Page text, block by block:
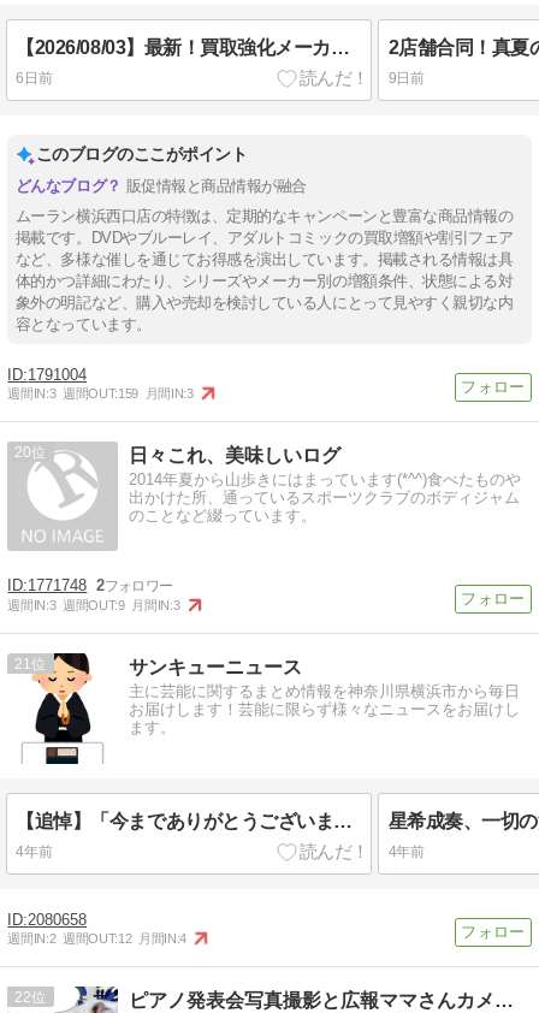
【2026/08/03】最新！買取強化メーカー＆作品＆女優一覧♪
6日前 9日前
このブログのここがポイント
販促情報と商品情報が融合
ムーラン横浜西口店の特徴は、定期的なキャンペーンと豊富な商品情報の
掲載です。DVDやブルーレイ、アダルトコミックの買取増額や割引フェア
など、多様な催しを通じてお得感を演出しています。掲載される情報は具
体的かつ詳細にわたり、シリーズやメーカー別の増額条件、状態による対
象外の明記など、購入や売却を検討している人にとって見やすく親切な内
容となっています。
1791004
週間IN:3 週間OUT:159 月間IN:3
20 日々これ、美味しいログ
2014年夏から山歩きにはまっています(*^^)食べたものや
出かけた所、通っているスポーツクラブのボディジャム
のことなど綴っています。
1771748 2
週間IN:3 週間OUT:9 月間IN:3
21 サンキューニュース
主に芸能に関するまとめ情報を神奈川県横浜市から毎日
お届けします！芸能に限らず様々なニュースをお届けし
ます。
【追悼】「今までありがとうございました」とファンからの声...アントニオ猪木氏最後まで元気に旅立っていきました。
4年前 4年前
2080658
週間IN:2 週間OUT:12 月間IN:4
22 ピアノ発表会写真撮影と広報ママさんカメラマン応援